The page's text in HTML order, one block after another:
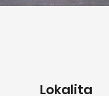
Lokalita